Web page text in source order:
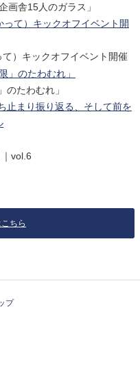
画舎15人のガラス」
）キックオフイベント開催
たわむれ」
vol.6
ちら
プ